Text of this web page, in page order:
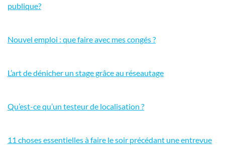
publique?
Nouvel emploi : que faire avec mes congés ?
L’art de dénicher un stage grâce au réseautage
Qu’est-ce qu’un testeur de localisation ?
11 choses essentielles à faire le soir précédant une entrevue